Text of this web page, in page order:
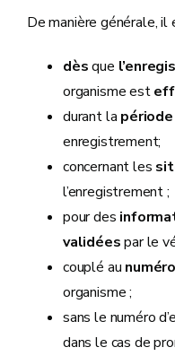
De manière générale,
dèsque
organisme est
durant la
enregistrement;
concernant les
l’enregistrement ;
pour des
validéespar le
couplé au
organisme ;
sans le numéro
dans le cas de